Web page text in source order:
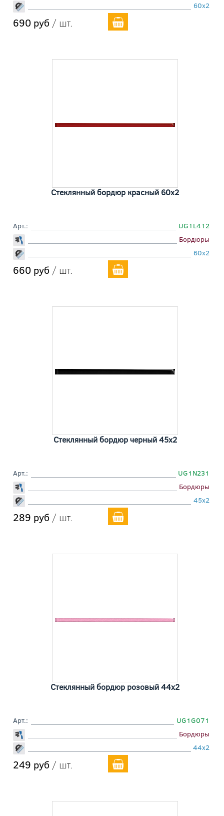
60x2
690 руб / шт.
Стеклянный бордюр красный 60x2
Арт.:
UG1L412
Бордюры
60x2
660 руб / шт.
Стеклянный бордюр черный 45x2
Арт.:
UG1N231
Бордюры
45x2
289 руб / шт.
Стеклянный бордюр розовый 44x2
Арт.:
UG1G071
Бордюры
44x2
249 руб / шт.